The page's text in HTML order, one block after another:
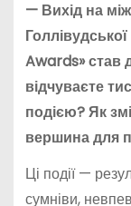
— Вихід на
Голлівудської
Awards»став
відчуваєте
подією?Як
вершина для
Ці події —
сумніви,